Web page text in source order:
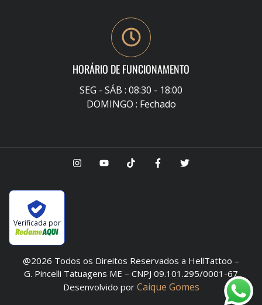
HORÁRIO DE FUNCIONAMENTO
SEG - SÁB : 08:30 - 18:00
DOMINGO : Fechado
Verificada por
@2026 Todos os Direitos Reservados a HellTattoo –
G. Pincelli Tatuagens ME – CNPJ 09.101.295/0001-67
Desenvolvido por Caique Gomes